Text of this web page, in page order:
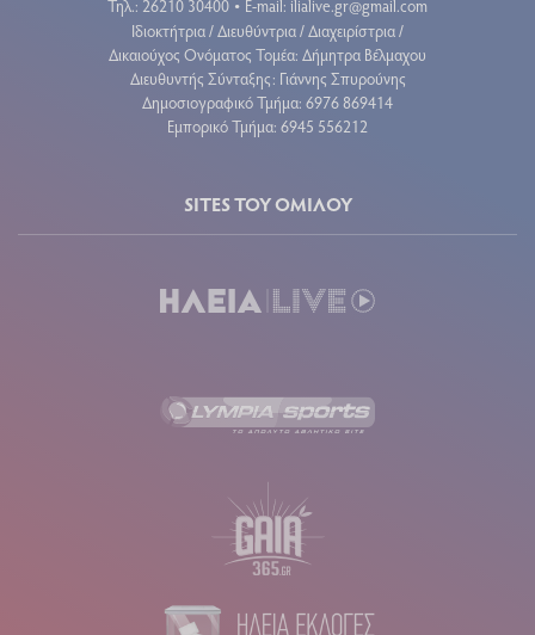
Τηλ.: 26210 30400 • E-mail: ilialive.gr@gmail.com
Ιδιοκτήτρια / Διευθύντρια / Διαχειρίστρια /
Δικαιούχος Ονόματος Τομέα: Δήμητρα Βέλμαχου
Διευθυντής Σύνταξης: Γιάννης Σπυρούνης
Δημοσιογραφικό Τμήμα: 6976 869414
Εμπορικό Τμήμα: 6945 556212
SITES ΤΟΥ ΟΜΙΛΟΥ